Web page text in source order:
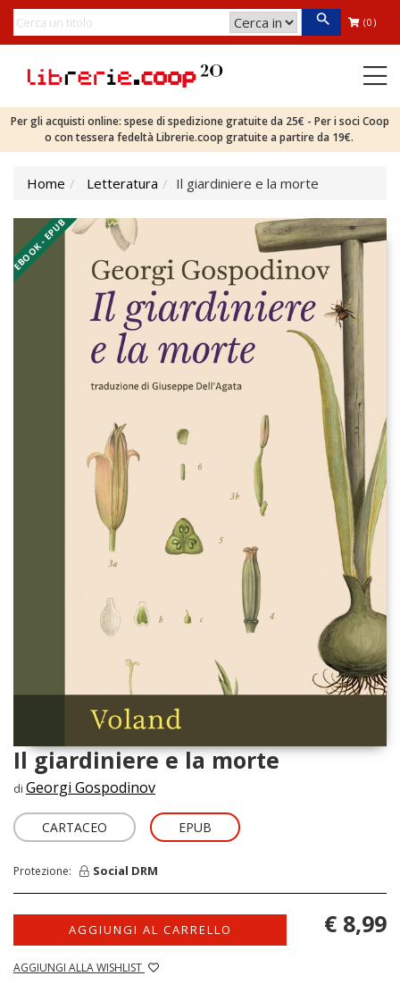
(0)
Per gli acquisti online: spese di spedizione gratuite da 25€ - Per i soci Coop
o con tessera fedeltà Librerie.coop gratuite a partire da 19€.
Home Letteratura Il giardiniere e la morte
EBOOK - EPUB
Il giardiniere e la morte
di Georgi Gospodinov
CARTACEO EPUB
Protezione: Social DRM
AGGIUNGI AL CARRELLO
AGGIUNGI ALLA WISHLIST
€ 8,99